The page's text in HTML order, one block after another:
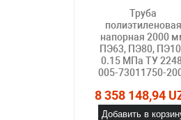
Труба
полиэтиленовая
напорная 2000
ПЭ63, ПЭ80,
0.15 МПа ТУ
005-73011750-
8 358 148,94
Добавить в